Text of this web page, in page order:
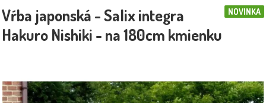
NOVINKA
Vŕba japonská - Salix integra
Hakuro Nishiki - na 180cm kmienku